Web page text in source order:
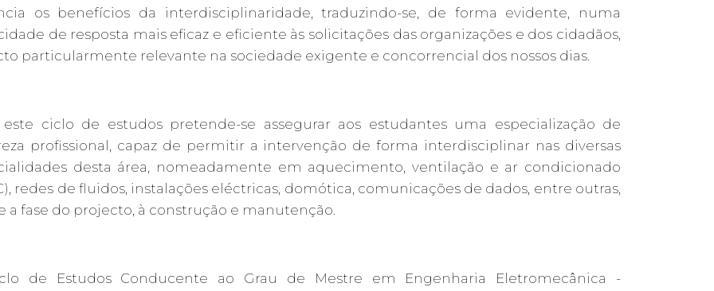
os benefícios da interdisciplinaridade, traduzindo-se, de forma evidente, numa
de resposta mais eficaz e eficiente às solicitações das organizações e dos cidadãos,
particularmente relevante na sociedade exigente e concorrencial dos nossos dias.
este ciclo de estudos pretende-se assegurar aos estudantes uma especialização de
profissional, capaz de permitir a intervenção de forma interdisciplinar nas diversas
desta área, nomeadamente em aquecimento, ventilação e ar condicionado
redes de fluidos, instalações eléctricas, domótica, comunicações de dados, entre outras,
a fase do projecto, à construção e manutenção.
de Estudos Conducente ao Grau de Mestre em Engenharia Eletromecânica -